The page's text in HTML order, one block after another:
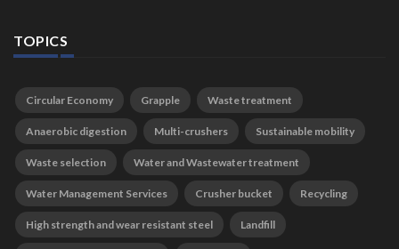
TOPICS
Circular Economy Grapple Waste treatment
Anaerobic digestion Multi-crushers Sustainable mobility
Waste selection Water and Wastewater treatment
Water Management Services Crusher bucket Recycling
High strength and wear resistant steel Landfill